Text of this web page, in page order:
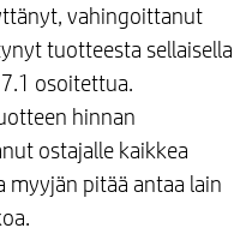
vahingoittanut
tuotteesta sellaisella
osoitettua.
hinnan
ostajalle kaikkea
pitää antaa lain